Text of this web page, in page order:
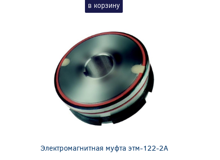
в корзину
Электромагнитная муфта этм-122-2А